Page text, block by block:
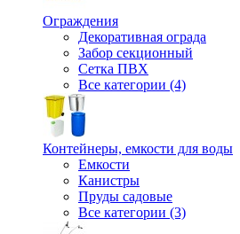
Ограждения
Декоративная ограда
Забор секционный
Сетка ПВХ
Все категории (4)
Контейнеры, емкости для воды
Емкости
Канистры
Пруды садовые
Все категории (3)